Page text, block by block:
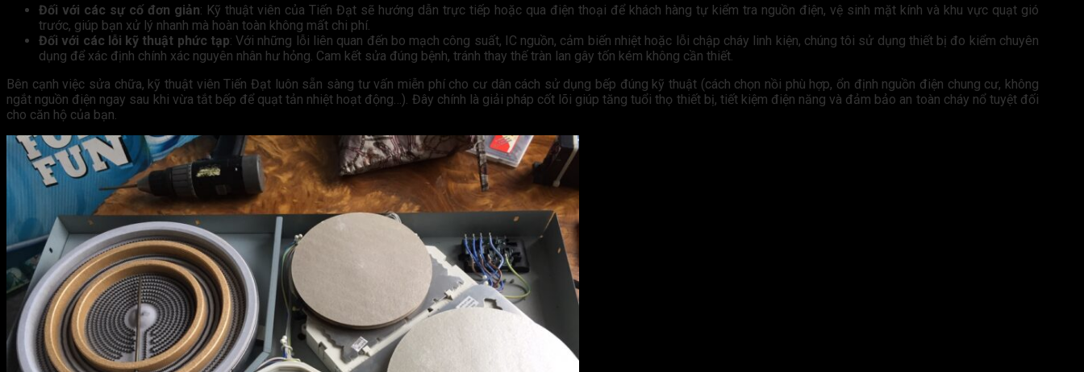
Đối với các sự cố đơn giản: Kỹ thuật viên của Tiến Đạt sẽ hướng dẫn trực tiếp hoặc qua điện thoại để khách hàng tự kiểm tra nguồn điện, vệ sinh mặt kính và khu vực quạt gió
trước, giúp bạn xử lý nhanh mà hoàn toàn không mất chi phí.
Đối với các lỗi kỹ thuật phức tạp: Với những lỗi liên quan đến bo mạch công suất, IC nguồn, cảm biến nhiệt hoặc lỗi chập cháy linh kiện, chúng tôi sử dụng thiết bị đo kiểm chuyên
dụng để xác định chính xác nguyên nhân hư hỏng. Cam kết sửa đúng bệnh, tránh thay thế tràn lan gây tốn kém không cần thiết.
Bên cạnh việc sửa chữa, kỹ thuật viên Tiến Đạt luôn sẵn sàng tư vấn miễn phí cho cư dân cách sử dụng bếp đúng kỹ thuật (cách chọn nồi phù hợp, ổn định nguồn điện chung cư, không
ngắt nguồn điện ngay sau khi vừa tắt bếp để quạt tản nhiệt hoạt động…). Đây chính là giải pháp cốt lõi giúp tăng tuổi thọ thiết bị, tiết kiệm điện năng và đảm bảo an toàn cháy nổ tuyệt đối
cho căn hộ của bạn.